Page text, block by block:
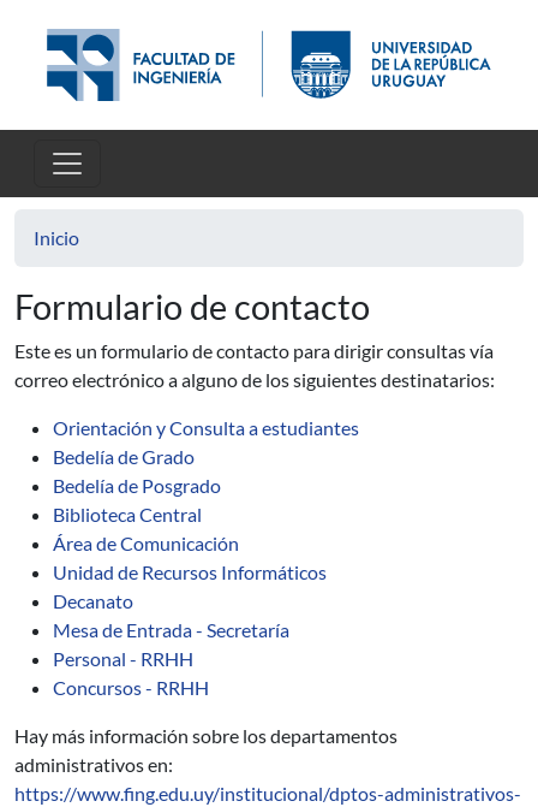
Inicio
Formulario de contacto
Este es un formulario de contacto para dirigir consultas vía
correo electrónico a alguno de los siguientes destinatarios:
Orientación y Consulta a estudiantes
Bedelía de Grado
Bedelía de Posgrado
Biblioteca Central
Área de Comunicación
Unidad de Recursos Informáticos
Decanato
Mesa de Entrada - Secretaría
Personal - RRHH
Concursos - RRHH
Hay más información sobre los departamentos
administrativos en:
https://www.fing.edu.uy/institucional/dptos-administrativos-